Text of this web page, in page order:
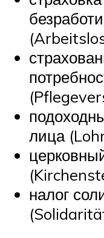
лица
налог